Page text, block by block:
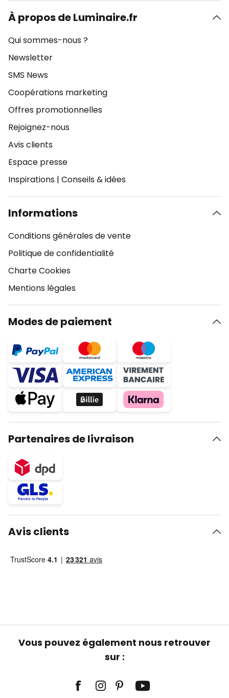
À propos de Luminaire.fr
Qui sommes-nous ?
Newsletter
SMS News
Coopérations marketing
Offres promotionnelles
Rejoignez-nous
Avis clients
Espace presse
Inspirations | Conseils & idées
Informations
Conditions générales de vente
Politique de confidentialité
Charte Cookies
Mentions légales
Modes de paiement
Partenaires de livraison
Avis clients
Vous pouvez également nous retrouver
sur :